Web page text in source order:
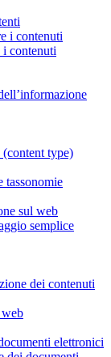
i contenuti
i contenuti
type)
tassonomie
sul web
semplice
dei contenuti
elettronici